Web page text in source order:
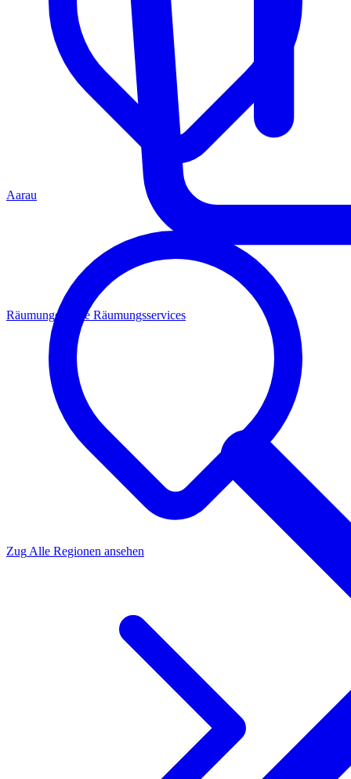
Räumungen Alle Räumungsservices
Aarau
Zug Alle Regionen ansehen